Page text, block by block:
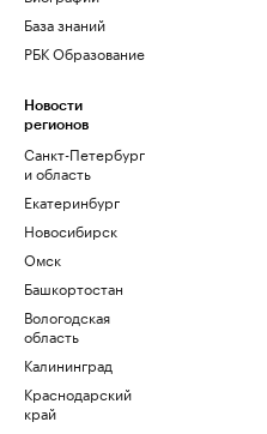
База знаний
РБК Образование
Новости
регионов
Санкт-Петербург
и область
Екатеринбург
Новосибирск
Омск
Башкортостан
Вологодская
область
Калининград
Краснодарский
край